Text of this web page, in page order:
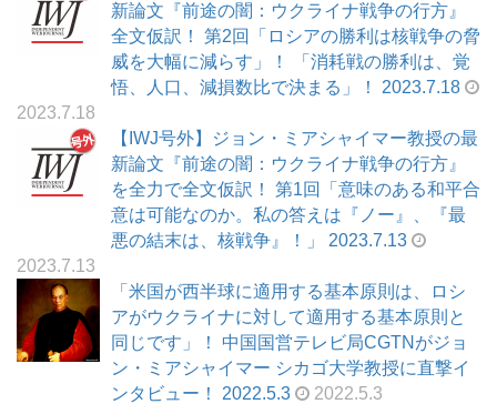
新論文『前途の闇：ウクライナ戦争の行方』
全文仮訳！ 第2回「ロシアの勝利は核戦争の脅
威を大幅に減らす」！ 「消耗戦の勝利は、覚
悟、人口、減損数比で決まる」！ 2023.7.18
2023.7.18
【IWJ号外】ジョン・ミアシャイマー教授の最
新論文『前途の闇：ウクライナ戦争の行方』
を全力で全文仮訳！ 第1回「意味のある和平合
意は可能なのか。私の答えは『ノー』、『最
悪の結末は、核戦争』！」 2023.7.13
2023.7.13
「米国が西半球に適用する基本原則は、ロシ
アがウクライナに対して適用する基本原則と
同じです」！ 中国国営テレビ局CGTNがジョ
ン・ミアシャイマー シカゴ大学教授に直撃イ
ンタビュー！ 2022.5.3
2022.5.3